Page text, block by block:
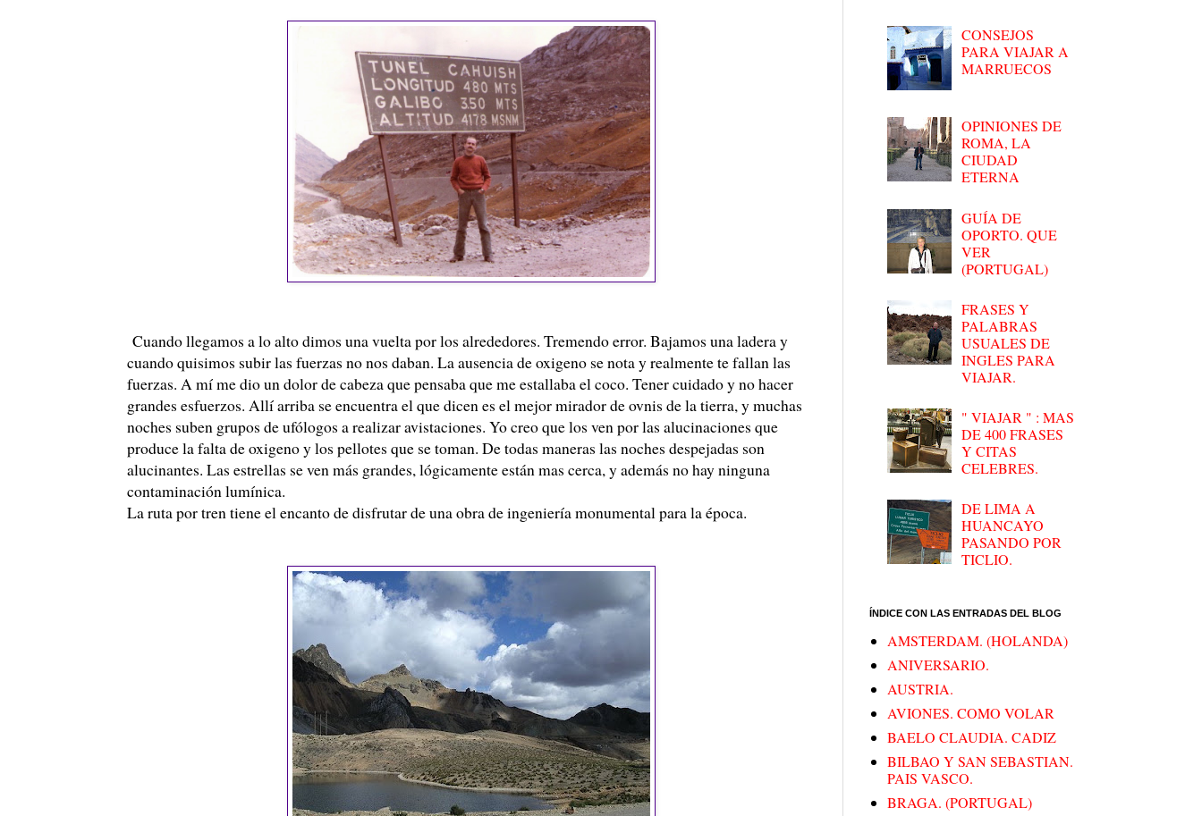
Cuando llegamos a lo alto dimos una vuelta por los alrededores. Tremendo error. Bajamos una ladera y
cuando quisimos subir las fuerzas no nos daban. La ausencia de oxigeno se nota y realmente te fallan las
fuerzas. A mí me dio un dolor de cabeza que pensaba que me estallaba el coco. Tener cuidado y no hacer
grandes esfuerzos. Allí arriba se encuentra el que dicen es el mejor mirador deovnis de la tierra, y muchas
noches suben grupos deufólogos a realizaravistaciones. Yo creo que los ven por las alucinaciones que
produce la falta de oxigeno y los pellotes que se toman. De todas maneras las noches despejadas son
alucinantes. Las estrellas se ven más grandes, lógicamente están mas cerca, y además no hay ninguna
contaminación lumínica.
La ruta por tren tiene el encanto de disfrutar de una obra de ingeniería monumental para la época.
CONSEJOS
PARA VIAJAR A
MARRUECOS
OPINIONES DE
ROMA, LA
CIUDAD
ETERNA
GUÍA DE
OPORTO. QUE
VER
(PORTUGAL)
FRASES Y
PALABRAS
USUALES DE
INGLES PARA
VIAJAR.
" VIAJAR " : MAS
DE 400 FRASES
Y CITAS
CELEBRES.
DE LIMA A
HUANCAYO
PASANDO POR
TICLIO.
ÍNDICE CON LAS ENTRADAS DEL BLOG
AMSTERDAM. (HOLANDA)
ANIVERSARIO.
AUSTRIA.
AVIONES. COMO VOLAR
BAELO CLAUDIA. CADIZ
BILBAO Y SAN SEBASTIAN.
PAIS VASCO.
BRAGA. (PORTUGAL)